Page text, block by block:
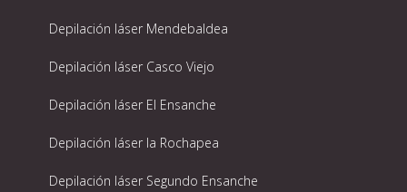
Depilación láser Mendebaldea
Depilación láser Casco Viejo
Depilación láser El Ensanche
Depilación láser la Rochapea
Depilación láser Segundo Ensanche